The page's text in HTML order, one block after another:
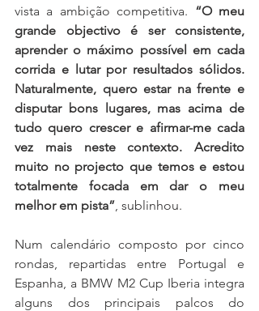
vista a ambição competitiva. “O meu
grande objectivo é ser consistente,
aprender o máximo possível em cada
corrida e lutar por resultados sólidos.
Naturalmente, quero estar na frente e
disputar bons lugares, mas acima de
tudo quero crescer e afirmar-me cada
vez mais neste contexto. Acredito
muito no projecto que temos e estou
totalmente focada em dar o meu
melhor em pista” , sublinhou.
Num calendário composto por cinco
rondas, repartidas entre Portugal e
Espanha, a BMW M2 Cup Iberia integra
alguns dos principais palcos do